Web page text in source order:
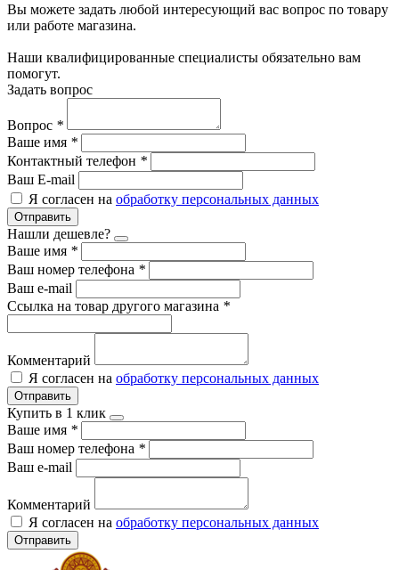
Вы можете задать любой интересующий вас вопрос по товару
или работе магазина.
Наши квалифицированные специалисты обязательно вам
помогут.
Задать вопрос
Вопрос *
Ваше имя *
Контактный телефон *
Ваш E-mail
Я согласен на обработку персональных данных
Отправить
Нашли дешевле?
Ваше имя *
Ваш номер телефона *
Ваш e-mail
Ссылка на товар другого магазина *
Комментарий
Я согласен на обработку персональных данных
Отправить
Купить в 1 клик
Ваше имя *
Ваш номер телефона *
Ваш e-mail
Комментарий
Я согласен на обработку персональных данных
Отправить